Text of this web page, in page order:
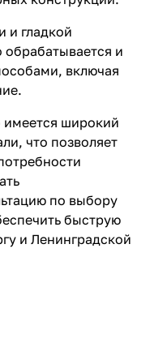
и гладкой
обрабатывается и
включая
широкий
что позволяет
по выбору
быструю
и Ленинградской